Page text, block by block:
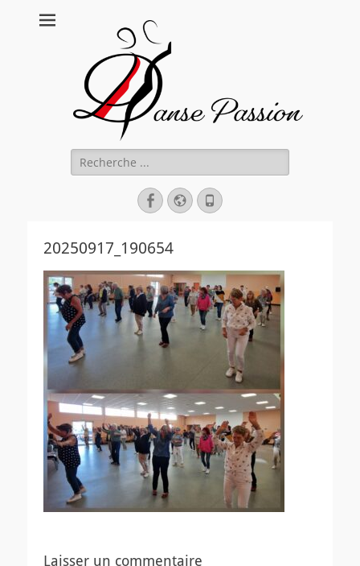
Rechercher :
Facebook
Site
web
Tél
20250917_190654
Laisser un commentaire